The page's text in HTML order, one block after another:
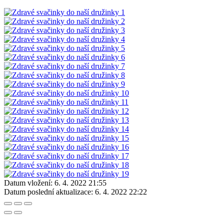
Datum vložení: 6. 4. 2022 21:55
Datum poslední aktualizace: 6. 4. 2022 22:22